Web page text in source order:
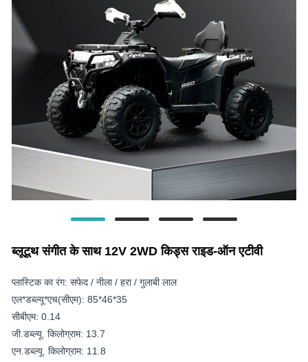
ब्लूटूथ संगीत के साथ 12V 2WD किड्स राइड-ऑन एटीवी
प्लास्टिक का रंग: सफेद / नीला / हरा / गुलाबी लाल
एल*डब्ल्यू*एच(सीएम): 85*46*35
सीबीएम: 0.14
जी.डब्ल्यू. किलोग्राम: 13.7
एन.डब्ल्यू. किलोग्राम: 11.8